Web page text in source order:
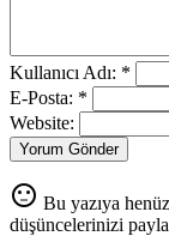
Kullanıcı Adı: *
E-Posta: *
Website:
Yorum Gönder
sentiment_neutral Bu yazıya
düşüncelerinizi